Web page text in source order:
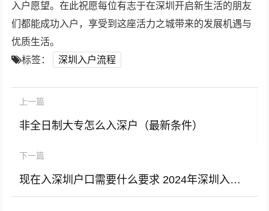
入户愿望。在此祝愿每位有志于在深圳开启新生活的朋友
们都能成功入户，享受到这座活力之城带来的发展机遇与
优质生活。
标签：
深圳入户流程
上一篇
非全日制大专怎么入深户（最新条件）
下一篇
现在入深圳户口需要什么要求 2024年深圳入户政策会变吗